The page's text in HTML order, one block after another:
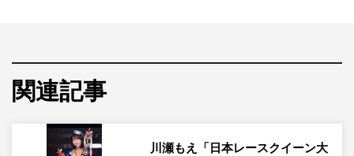
関連記事
川瀬もえ「日本レースクイーン大